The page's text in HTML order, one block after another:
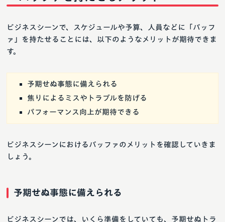
ビジネスシーンで、スケジュールや予算、人員などに「バッフ
ァ」を持たせることには、以下のようなメリットが期待できま
す。
予期せぬ事態に備えられる
焦りによるミスやトラブルを防げる
パフォーマンス向上が期待できる
ビジネスシーンにおけるバッファのメリットを確認していきま
しょう。
予期せぬ事態に備えられる
ビジネスシーンでは、いくら準備をしていても、予期せぬトラ